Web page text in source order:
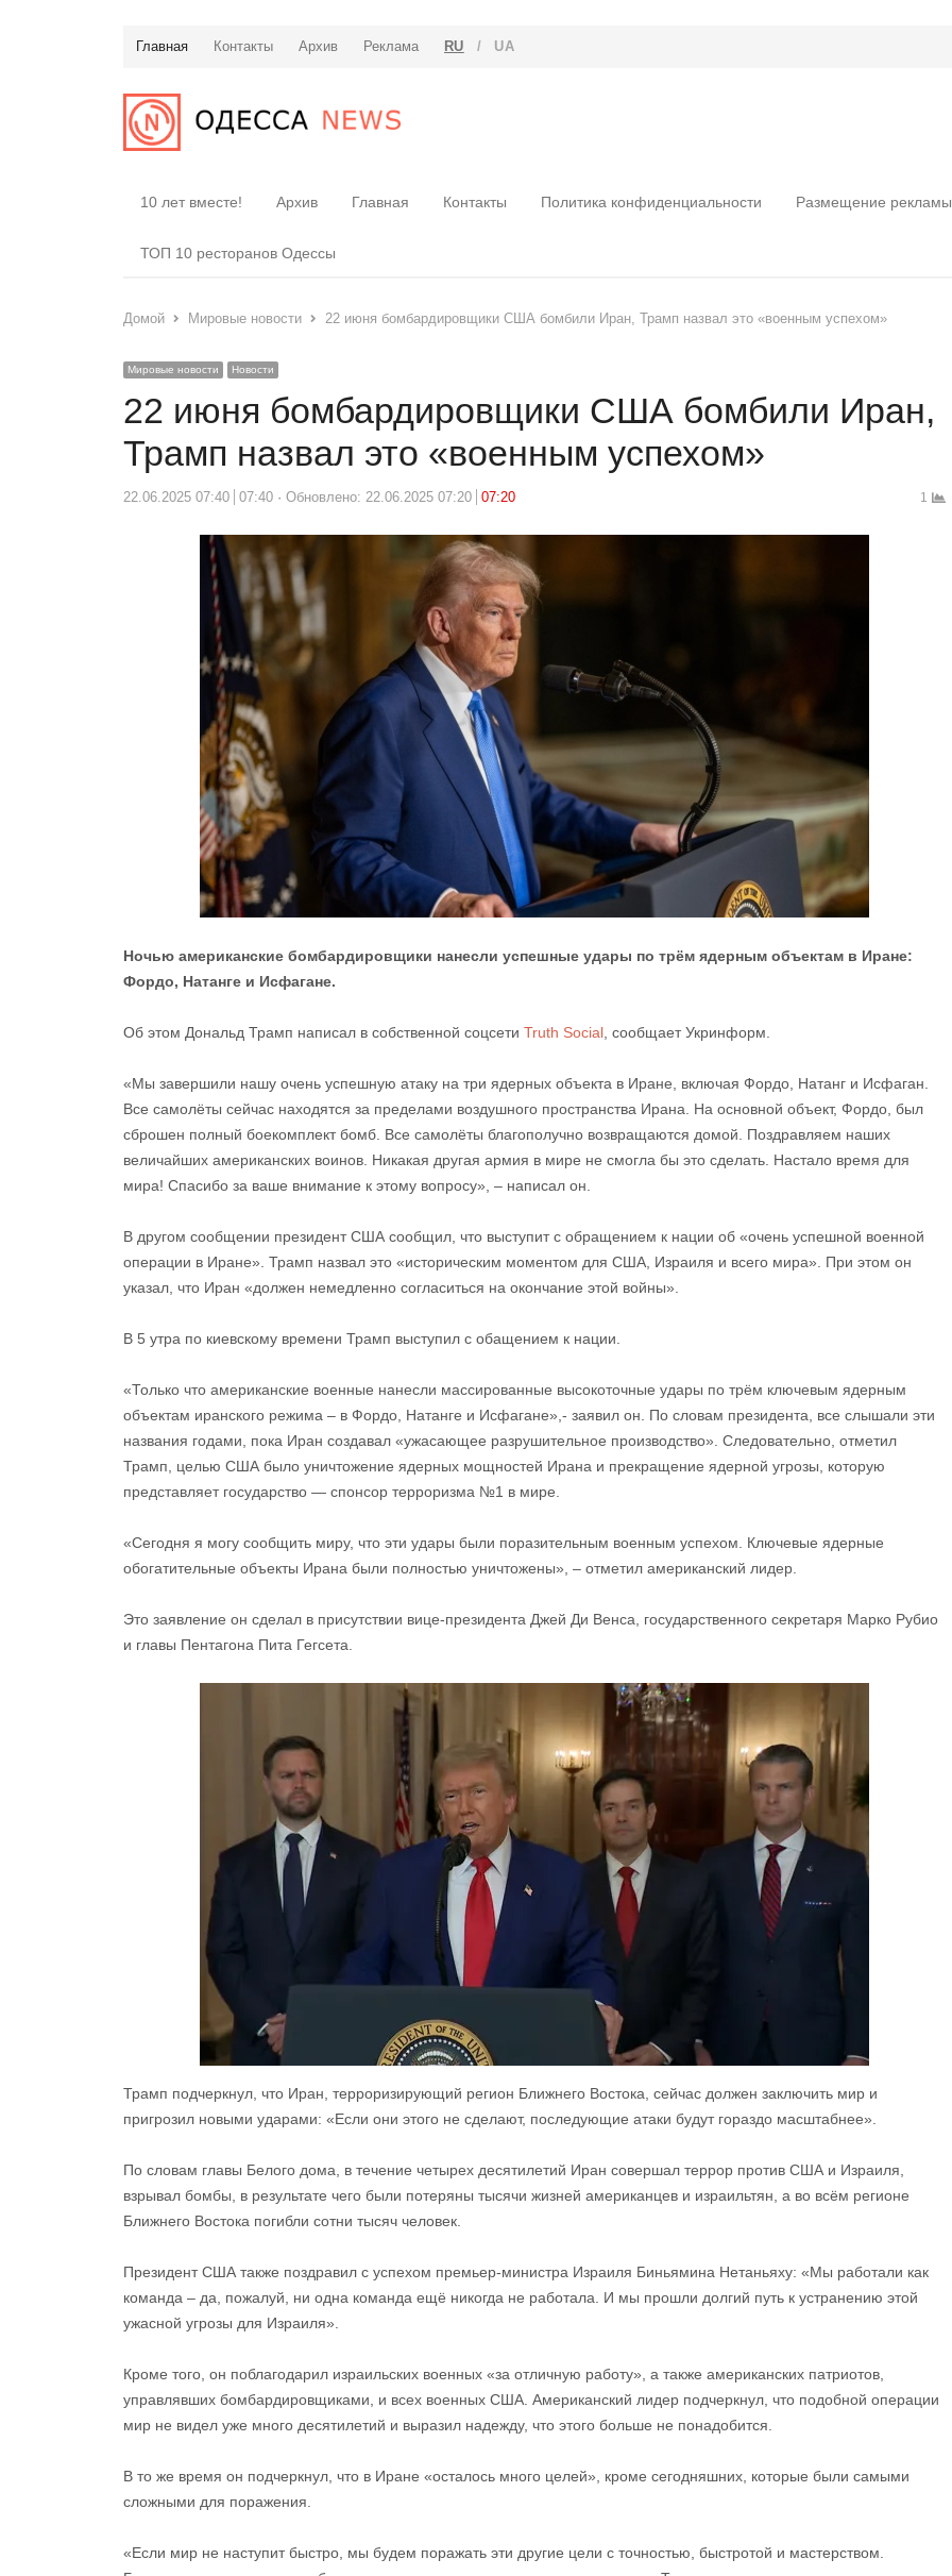
Главная Контакты Архив Реклама RU / UA
10 лет вместе! Архив Главная Контакты Политика конфиденциальности Размещение рекламы
ТОП 10 ресторанов Одессы
Домой Мировые новости 22 июня бомбардировщики США бомбили Иран, Трамп назвал это «военным успехом»
Мировые новости Новости
22 июня бомбардировщики США бомбили Иран,
Трамп назвал это «военным успехом»
22.06.2025 07:40 07:40 Обновлено: 22.06.2025 07:20 07:20 1
Ночью американские бомбардировщики нанесли успешные удары по трём ядерным объектам в Иране:
Фордо, Натанге и Исфагане.
Об этом Дональд Трамп написал в собственной соцсети Truth Social , сообщает Укринформ.
«Мы завершили нашу очень успешную атаку на три ядерных объекта в Иране, включая Фордо, Натанг и Исфаган.
Все самолёты сейчас находятся за пределами воздушного пространства Ирана. На основной объект, Фордо, был
сброшен полный боекомплект бомб. Все самолёты благополучно возвращаются домой. Поздравляем наших
величайших американских воинов. Никакая другая армия в мире не смогла бы это сделать. Настало время для
мира! Спасибо за ваше внимание к этому вопросу», – написал он.
В другом сообщении президент США сообщил, что выступит с обращением к нации об «очень успешной военной
операции в Иране». Трамп назвал это «историческим моментом для США, Израиля и всего мира». При этом он
указал, что Иран «должен немедленно согласиться на окончание этой войны».
В 5 утра по киевскому времени Трамп выступил с обащением к нации.
«Только что американские военные нанесли массированные высокоточные удары по трём ключевым ядерным
объектам иранского режима – в Фордо, Натанге и Исфагане»,- заявил он. По словам президента, все слышали эти
названия годами, пока Иран создавал «ужасающее разрушительное производство». Следовательно, отметил
Трамп, целью США было уничтожение ядерных мощностей Ирана и прекращение ядерной угрозы, которую
представляет государство — спонсор терроризма №1 в мире.
«Сегодня я могу сообщить миру, что эти удары были поразительным военным успехом. Ключевые ядерные
обогатительные объекты Ирана были полностью уничтожены», – отметил американский лидер.
Это заявление он сделал в присутствии вице-президента Джей Ди Венса, государственного секретаря Марко Рубио
и главы Пентагона Пита Гегсета.
Трамп подчеркнул, что Иран, терроризирующий регион Ближнего Востока, сейчас должен заключить мир и
пригрозил новыми ударами: «Если они этого не сделают, последующие атаки будут гораздо масштабнее».
По словам главы Белого дома, в течение четырех десятилетий Иран совершал террор против США и Израиля,
взрывал бомбы, в результате чего были потеряны тысячи жизней американцев и израильтян, а во всём регионе
Ближнего Востока погибли сотни тысяч человек.
Президент США также поздравил с успехом премьер-министра Израиля Биньямина Нетаньяху: «Мы работали как
команда – да, пожалуй, ни одна команда ещё никогда не работала. И мы прошли долгий путь к устранению этой
ужасной угрозы для Израиля».
Кроме того, он поблагодарил израильских военных «за отличную работу», а также американских патриотов,
управлявших бомбардировщиками, и всех военных США. Американский лидер подчеркнул, что подобной операции
мир не видел уже много десятилетий и выразил надежду, что этого больше не понадобится.
В то же время он подчеркнул, что в Иране «осталось много целей», кроме сегодняшних, которые были самыми
сложными для поражения.
«Если мир не наступит быстро, мы будем поражать эти другие цели с точностью, быстротой и мастерством.